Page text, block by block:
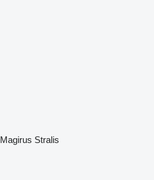
Magirus Stralis